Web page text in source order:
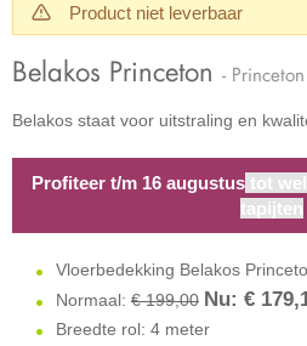
Product niet leverbaar
Belakos Princeton -
Belakos staat voor uitstraling en
Profiteer t/m 16 augustus tot
tapijten
Vloerbedekking Belakos
Normaal: € 199,00 Nu: €
Breedte rol: 4 meter